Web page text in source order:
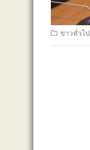
ข่าวทั่วไป